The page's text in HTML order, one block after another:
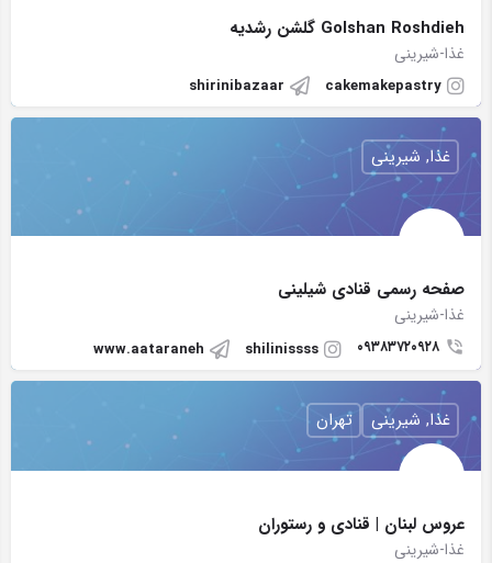
Golshan Roshdieh گلشن رشدیه
غذا-شیرینی
cakemakepastry
shirinibazaar
صفحه رسمی قنادی شیلینی
غذا-شیرینی
٠٩٣٨٣٧٢٠٩٢٨ shilinissss
www.aataraneh
غذا, شیرینی
عروس لبنان | قنادی و رستوران
غذا-شیرینی
غذا, شیرینی تهران